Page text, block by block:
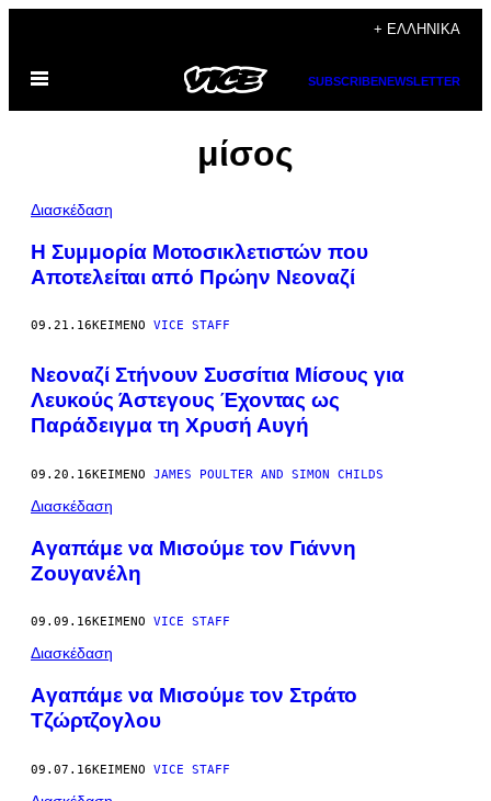
περιεχόμενο
+ ΕΛΛΗΝΙΚΆ
Ανοίξτε
μενού
SUBSCRIBENEWSLETTER
μίσος
Διασκέδαση
Η Συμμορία Μοτοσικλετιστών που
Αποτελείται από Πρώην Νεοναζί
09.21.16ΚΕΊΜΕΝΟ VICE STAFF
Νεοναζί Στήνουν Συσσίτια Μίσους για
Λευκούς Άστεγους Έχοντας ως
Παράδειγμα τη Χρυσή Αυγή
09.20.16ΚΕΊΜΕΝΟ JAMES POULTER AND SIMON CHILDS
Διασκέδαση
Aγαπάμε να Μισούμε τoν Γιάννη
Ζουγανέλη
09.09.16ΚΕΊΜΕΝΟ VICE STAFF
Διασκέδαση
Aγαπάμε να Μισούμε τoν Στράτο
Τζώρτζογλου
09.07.16ΚΕΊΜΕΝΟ VICE STAFF